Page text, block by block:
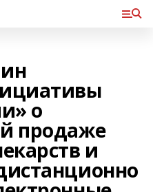
о
продаже
и